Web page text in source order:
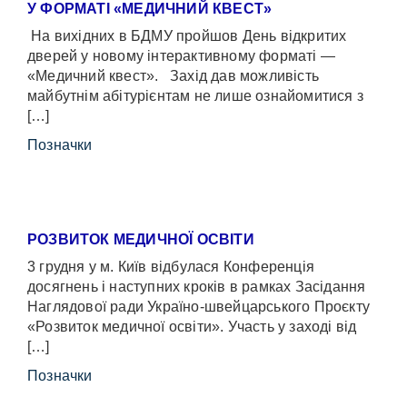
У ФОРМАТІ «МЕДИЧНИЙ КВЕСТ»
На вихідних в БДМУ пройшов День відкритих
дверей у новому інтерактивному форматі —
«Медичний квест». Захід дав можливість
майбутнім абітурієнтам не лише ознайомитися з
[…]
Позначки
РОЗВИТОК МЕДИЧНОЇ ОСВІТИ
3 грудня у м. Київ відбулася Конференція
досягнень і наступних кроків в рамках Засідання
Наглядової ради Україно-швейцарського Проєкту
«Розвиток медичної освіти». Участь у заході від
[…]
Позначки